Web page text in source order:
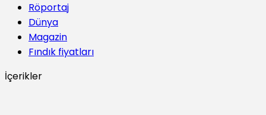
Röportaj
Dünya
Magazin
Fındık fiyatları
İçerikler